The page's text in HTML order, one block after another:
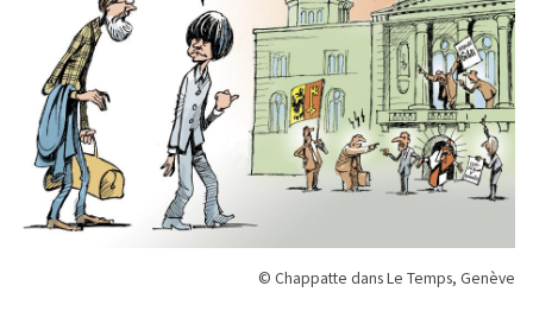
© Chappatte dans Le Temps, Genève